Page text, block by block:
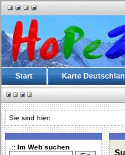
Start Karte
Sie sind hier:
.:: Im Web suchen